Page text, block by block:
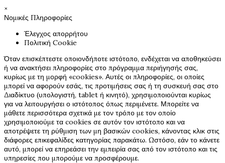
×
Νομικές Πληροφορίες
Έλεγχος απορρήτου
Πολιτική Cookie
Όταν επισκέπτεστε οποιονδήποτε ιστότοπο, ενδέχεται να αποθηκεύσει
ή να ανακτήσει πληροφορίες στο πρόγραμμα περιήγησής σας,
κυρίως με τη μορφή «cookies». Αυτές οι πληροφορίες, οι οποίες
μπορεί να αφορούν εσάς, τις προτιμήσεις σας ή τη συσκευή σας στο
Διαδίκτυο (υπολογιστή, tablet ή κινητό), χρησιμοποιούνται κυρίως
για να λειτουργήσει ο ιστότοπος όπως περιμένετε. Μπορείτε να
μάθετε περισσότερα σχετικά με τον τρόπο με τον οποίο
χρησιμοποιούμε τα cookies σε αυτόν τον ιστότοπο και να
αποτρέψετε τη ρύθμιση των μη βασικών cookies, κάνοντας κλικ στις
διάφορες επικεφαλίδες κατηγορίας παρακάτω. Ωστόσο, εάν το κάνετε
αυτό, μπορεί να επηρεάσει την εμπειρία σας από τον ιστότοπο και τις
υπηρεσίες που μπορούμε να προσφέρουμε.